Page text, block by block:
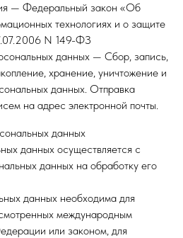
— Федеральный закон «Об
технологиях и о защите
N 149-ФЗ
данных — Сбор, запись,
хранение, уничтожение и
данных. Отправка
на адрес электронной почты.
данных
данных осуществляется с
данных на обработку его
данных необходима для
международным
или законом, для